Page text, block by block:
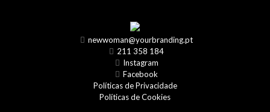
newwoman@yourbranding.pt
211 358 184
Instagram
Facebook
Políticas de Privacidade
Políticas de Cookies